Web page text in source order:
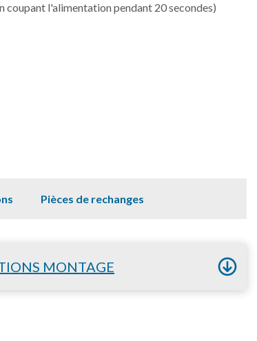
coupant l'alimentation pendant 20 secondes)
Pièces de rechanges
MONTAGE